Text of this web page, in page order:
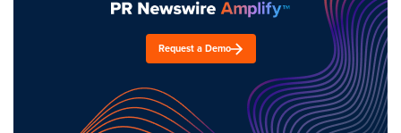
Request a Demo